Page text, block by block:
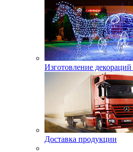
Изготовление декораций
Доставка продукции